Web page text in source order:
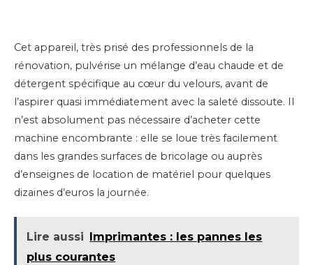
Cet appareil, très prisé des professionnels de la
rénovation, pulvérise un mélange d’eau chaude et de
détergent spécifique au cœur du velours, avant de
l’aspirer quasi immédiatement avec la saleté dissoute. Il
n’est absolument pas nécessaire d’acheter cette
machine encombrante : elle se loue très facilement
dans les grandes surfaces de bricolage ou auprès
d’enseignes de location de matériel pour quelques
dizaines d’euros la journée.
Lire aussi
Imprimantes : les pannes les
plus courantes